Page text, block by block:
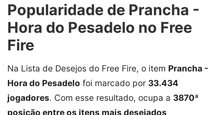
Popularidade de Prancha -
Hora do Pesadelo no Free
Fire
Na Lista de Desejos do Free Fire, o item Prancha -
Hora do Pesadelo foi marcado por 33.434
jogadores. Com esse resultado, ocupa a 3870ª
posição entre os itens mais desejados